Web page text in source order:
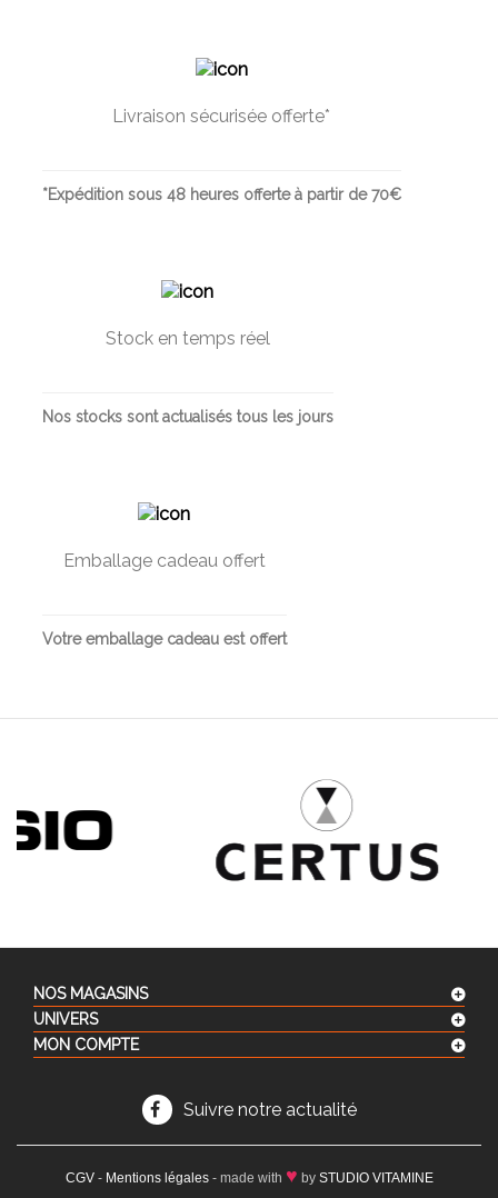
Livraison sécurisée offerte*
*Expédition sous 48 heures offerte à partir de 70€
Stock en temps réel
Nos stocks sont actualisés tous les jours
Emballage cadeau offert
Votre emballage cadeau est offert
NOS MAGASINS
UNIVERS
MON COMPTE
Suivre notre actualité
CGV- Mentions légales- made with ♥ by STUDIO VITAMINE